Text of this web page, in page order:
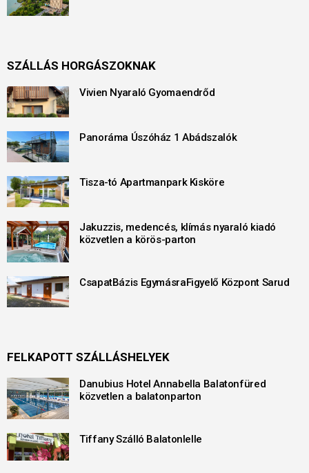
SZÁLLÁS HORGÁSZOKNAK
Vivien Nyaraló Gyomaendrőd
Panoráma Úszóház 1 Abádszalók
Tisza-tó Apartmanpark Kisköre
Jakuzzis, medencés, klímás nyaraló kiadó
közvetlen a körös-parton
CsapatBázis EgymásraFigyelő Központ Sarud
FELKAPOTT SZÁLLÁSHELYEK
Danubius Hotel Annabella Balatonfüred
közvetlen a balatonparton
Tiffany Szálló Balatonlelle